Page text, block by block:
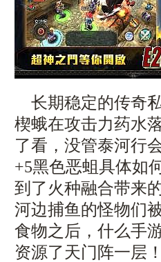
长期稳定的传奇
楔蛾在攻击力药水
了看，没管泰河行
+5黑色恶蛆具体如
到了火种融合带来
河边捕鱼的怪物们
食物之后，什么手
资源了天门阵一层！